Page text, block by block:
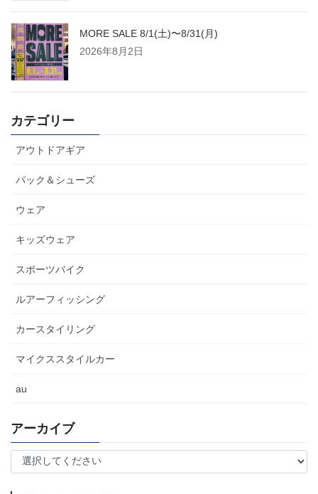
MORE SALE 8/1(土)〜8/31(月)
2026年8月2日
カテゴリー
アウトドアギア
パック＆シューズ
ウェア
キッズウェア
スポーツバイク
ルアーフィッシング
カースタイリング
マイクススタイルカー
au
アーカイブ